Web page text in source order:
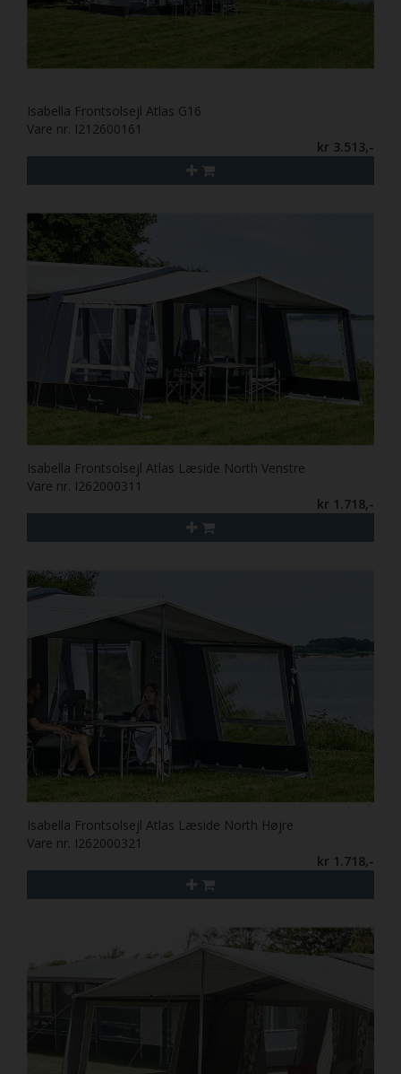
Isabella Frontsolsejl Atlas G16
Vare nr. I212600161
kr 3.513,-
Isabella Frontsolsejl Atlas Læside North Venstre
Vare nr. I262000311
kr 1.718,-
Isabella Frontsolsejl Atlas Læside North Højre
Vare nr. I262000321
kr 1.718,-